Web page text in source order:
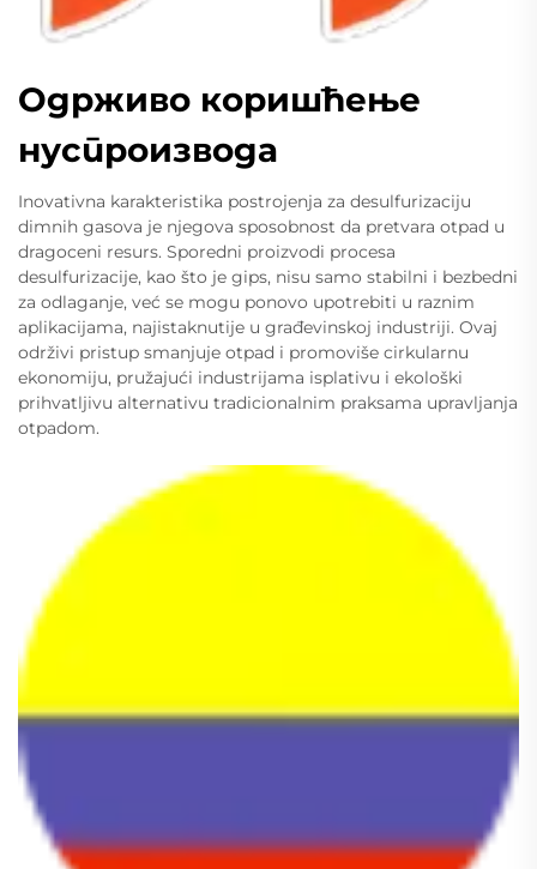
Одрживо коришћење
нуспроизвода
Inovativna karakteristika postrojenja za desulfurizaciju
dimnih gasova je njegova sposobnost da pretvara otpad u
dragoceni resurs. Sporedni proizvodi procesa
desulfurizacije, kao što je gips, nisu samo stabilni i bezbedni
za odlaganje, već se mogu ponovo upotrebiti u raznim
aplikacijama, najistaknutije u građevinskoj industriji. Ovaj
održivi pristup smanjuje otpad i promoviše cirkularnu
ekonomiju, pružajući industrijama isplativu i ekološki
prihvatljivu alternativu tradicionalnim praksama upravljanja
otpadom.